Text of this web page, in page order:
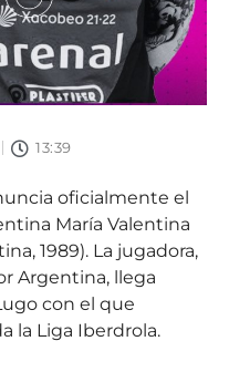
13:39
oficialmente el
María Valentina
1989). La jugadora,
Argentina, llega
con el que
la Liga Iberdrola.